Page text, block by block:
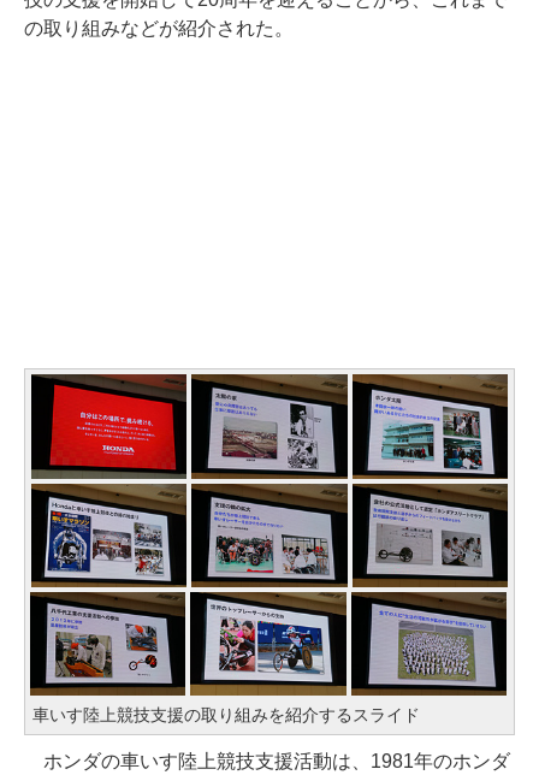
の取り組みなどが紹介された。
車いす陸上競技支援の取り組みを紹介するスライド
ホンダの車いす陸上競技支援活動は、1981年のホンダ